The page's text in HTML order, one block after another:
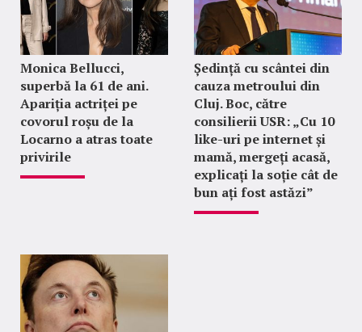
Monica Bellucci,
superbă la 61 de ani.
Apariția actriței pe
covorul roșu de la
Locarno a atras toate
privirile
Ședință cu scântei din
cauza metroului din
Cluj. Boc, către
consilierii USR: „Cu 10
like-uri pe internet și
mamă, mergeți acasă,
explicați la soție cât de
bun ați fost astăzi”